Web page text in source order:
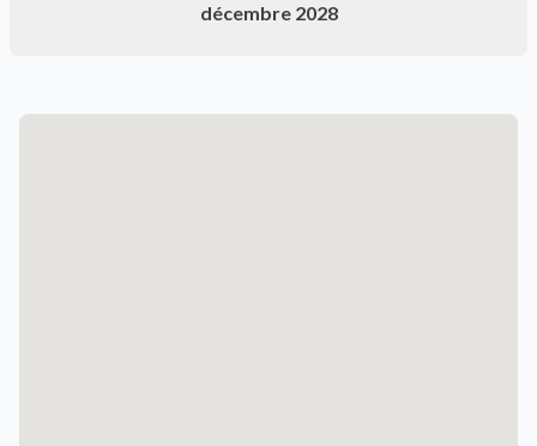
décembre 2028